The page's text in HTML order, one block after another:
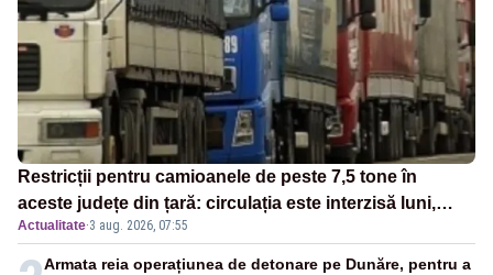
Restricții pentru camioanele de peste 7,5 tone în
aceste județe din țară: circulația este interzisă luni,
între orele 12:00 și 20:00
Actualitate·3 aug. 2026, 07:55
Armata reia operațiunea de detonare pe Dunăre, pentru a